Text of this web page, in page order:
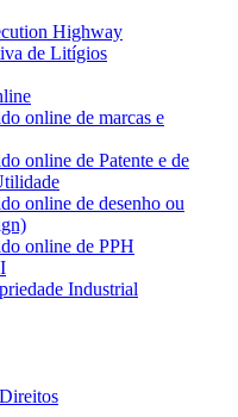
Highway
de Litígios
online de marcas e
online de Patente e de
online de desenho ou
online de PPH
Industrial